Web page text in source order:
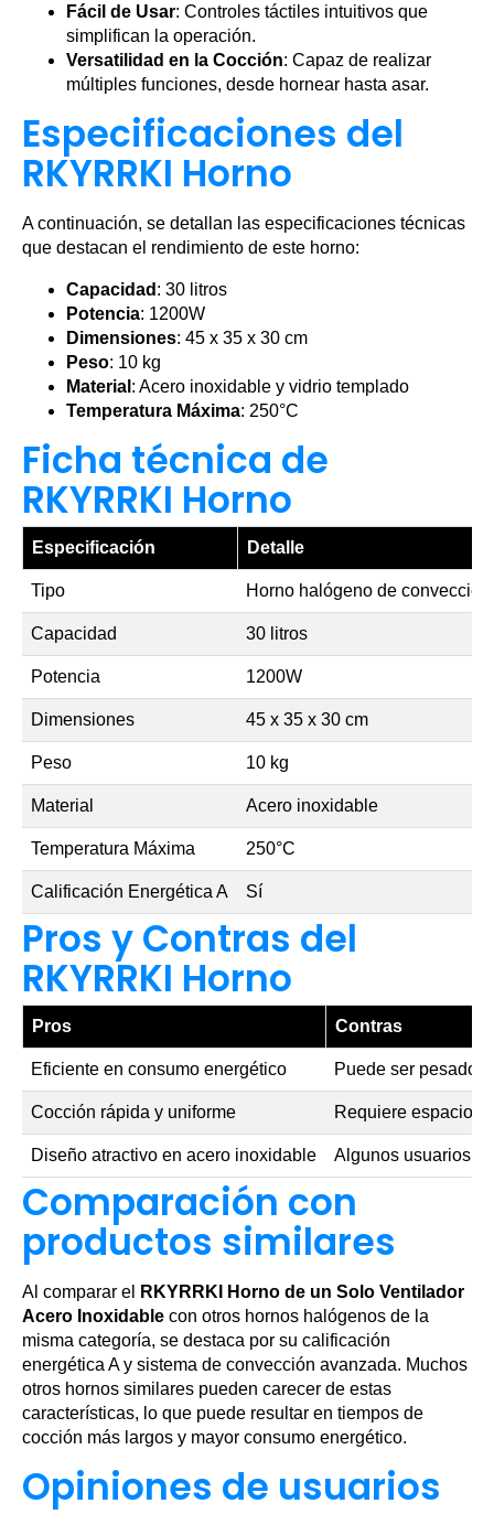
Fácil de Usar: Controles táctiles intuitivos que
simplifican la operación.
Versatilidad en la Cocción: Capaz de realizar
múltiples funciones, desde hornear hasta asar.
Especificaciones del
RKYRRKI Horno
A continuación, se detallan las especificaciones técnicas
que destacan el rendimiento de este horno:
Capacidad : 30 litros
Potencia: 1200W
Dimensiones: 45 x 35 x 30 cm
Peso: 10 kg
Material : Acero inoxidable y vidrio templado
Temperatura Máxima: 250°C
Ficha técnica de
RKYRRKI Horno
Especificación Detalle
Tipo Horno halógeno de convección
Capacidad 30 litros
Potencia 1200W
Dimensiones 45 x 35 x 30 cm
Peso 10 kg
Material Acero inoxidable
Temperatura Máxima 250°C
Calificación Energética A Sí
Pros y Contras del
RKYRRKI Horno
Pros Contras
Eficiente en consumo energético Puede ser pesado
Cocción rápida y uniforme Requiere espacio
Diseño atractivo en acero inoxidable Algunos usuarios
Comparación con
productos similares
Al comparar el
RKYRRKI Horno de un Solo Ventilador
Acero Inoxidable con otros hornos halógenos de la
misma categoría, se destaca por su calificación
energética A y sistema de convección avanzada. Muchos
otros hornos similares pueden carecer de estas
características, lo que puede resultar en tiempos de
cocción más largos y mayor consumo energético.
Opiniones de usuarios